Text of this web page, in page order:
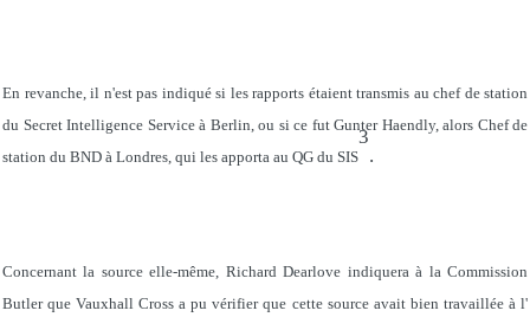
En revanche, il n'est pas indiqué si les rapports étaient transmis au chef de station
du Secret Intelligence Service à Berlin, ou si ce fut Gunter Haendly, alors Chef de
station du BND à Londres, qui les apporta au QG du SIS
3
.
Concernant la source elle-même, Richard Dearlove indiquera à la Commission
Butler que Vauxhall Cross a pu vérifier que cette source avait bien travaillée à l'